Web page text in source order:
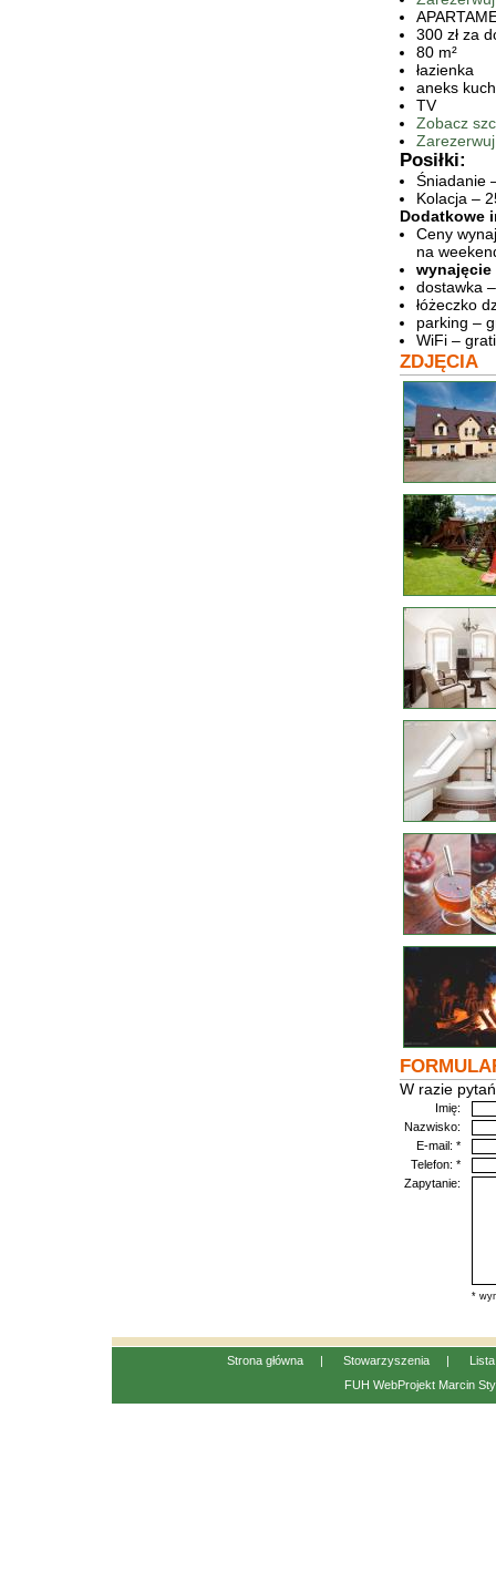
300 zł za
80 m²
łazienka
aneks
TV
Zobacz
Zarezerwuj
Posiłki:
Śniadanie
Kolacja –
Dodatkowe
Ceny
na
wynajęcie
dostawka
łóżeczko
parking –
WiFi –
ZDJĘCIA
W razie
Imię:
Nazwisko:
E-mail: *
Telefon: *
Zapytanie:
*
Strona główna | Stowarzyszenia |
FUH WebProjektMarcin